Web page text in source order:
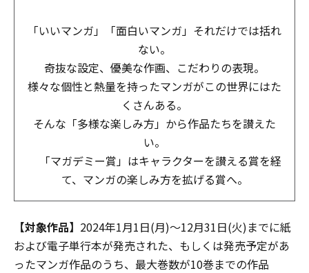
「いいマンガ」「面白いマンガ」それだけでは括れ
ない。
奇抜な設定、優美な作画、こだわりの表現。
様々な個性と熱量を持ったマンガがこの世界にはた
くさんある。
そんな「多様な楽しみ方」から作品たちを讃えた
い。
「マガデミー賞」はキャラクターを讃える賞を経
て、マンガの楽しみ方を拡げる賞へ。
【対象作品】 2024年1月1日(月)～12月31日(火)までに紙
および電子単行本が発売された、もしくは発売予定があ
ったマンガ作品のうち、最大巻数が10巻までの作品